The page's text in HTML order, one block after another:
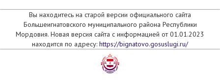
Вы находитесь на старой версии официального сайта
Большеигнатовского муниципального района Республики
Мордовия. Новая версия сайта с информацией от 01.01.2023
находится по адресу: https://bignatovo.gosuslugi.ru/